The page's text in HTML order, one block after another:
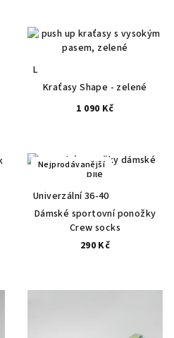
L
Kraťasy Shape - zelené
1 090 Kč
Nejprodávanější
Univerzální 36-40
Dámské sportovní ponožky
Crew socks
290 Kč